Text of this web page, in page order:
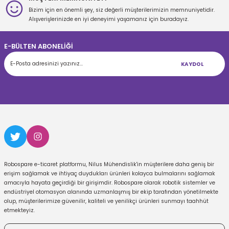
Gönder
Bizim için en önemli şey, siz değerli müşterilerimizin memnuniyetidir.
Alışverişlerinizde en iyi deneyimi yaşamanız için buradayız.
E-BÜLTEN ABONELİĞİ
KAYDOL
Robospare e-ticaret platformu, Nilus Mühendislik'in müşterilere daha geniş bir
erişim sağlamak ve ihtiyaç duydukları ürünleri kolayca bulmalarını sağlamak
amacıyla hayata geçirdiği bir girişimdir. Robospare olarak robotik sistemler ve
endüstriyel otomasyon alanında uzmanlaşmış bir ekip tarafından yönetilmekte
olup, müşterilerimize güvenilir, kaliteli ve yenilikçi ürünleri sunmayı taahhüt
etmekteyiz.